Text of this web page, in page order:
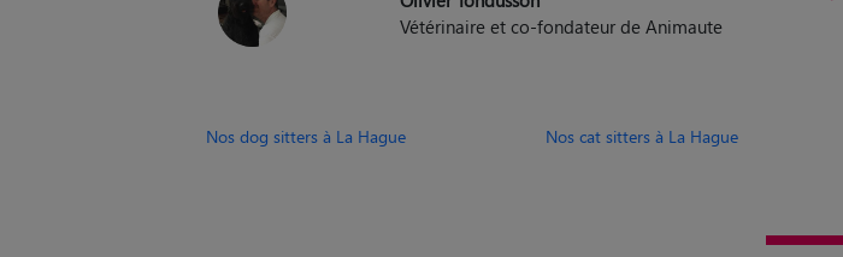
Vétérinaire et co-fondateur de Animaute
Nos dog sitters à La Hague Nos cat sitters à La Hague